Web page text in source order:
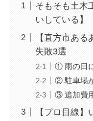
そもそも土木
いしている】
【直方市あ
失敗3選
① 雨の日
② 駐車場
③ 追加費
【プロ目線